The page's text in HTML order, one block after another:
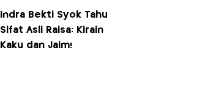
Indra Bekti Syok Tahu
Sifat Asli Raisa: Kirain
Kaku dan Jaim!